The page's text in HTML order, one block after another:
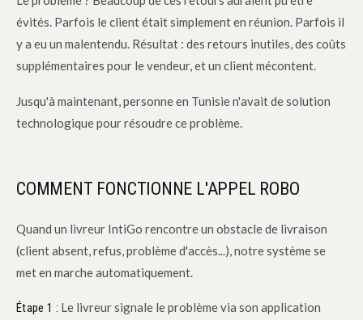
évités. Parfois le client était simplement en réunion. Parfois il
y a eu un malentendu. Résultat : des retours inutiles, des coûts
supplémentaires pour le vendeur, et un client mécontent.
Jusqu'à maintenant, personne en Tunisie n'avait de solution
technologique pour résoudre ce problème.
COMMENT FONCTIONNE L'APPEL ROBO
Quand un livreur IntiGo rencontre un obstacle de livraison
(client absent, refus, problème d'accès...), notre système se
met en marche automatiquement.
Étape 1 : Le livreur signale le problème via son application